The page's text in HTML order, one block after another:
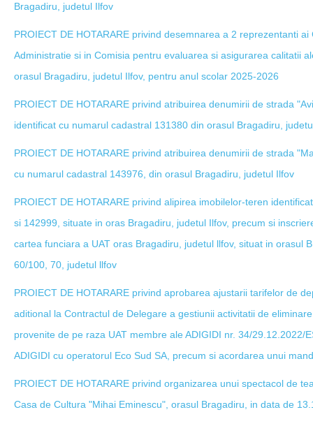
Bragadiru, judetul Ilfov
PROIECT DE HOTARARE privind desemnarea a 2 reprezentanti
Administratie si in Comisia pentru evaluarea si asigurarea calitatii
orasul Bragadiru, judetul Ilfov, pentru anul scolar 2025-2026
PROIECT DE HOTARARE privind atribuirea denumirii de strada
identificat cu numarul cadastral 131380 din orasul Bragadiru,
PROIECT DE HOTARARE privind atribuirea denumirii de strada
cu numarul cadastral 143976, din orasul Bragadiru, judetul Ilfov
PROIECT DE HOTARARE privind alipirea imobilelor-teren
si 142999, situate in oras Bragadiru, judetul Ilfov, precum si
cartea funciara a UAT oras Bragadiru, judetul llfov, situat in orasul
60/100, 70, judetul llfov
PROIECT DE HOTARARE privind aprobarea ajustarii tarifelor de
aditional la Contractul de Delegare a gestiunii activitatii de
provenite de pe raza UAT membre ale ADIGIDI nr. 34/29.12.2022/
ADIGIDI cu operatorul Eco Sud SA, precum si acordarea unui
PROIECT DE HOTARARE privind organizarea unui spectacol de
Casa de Cultura "Mihai Eminescu", orasul Bragadiru, in data de